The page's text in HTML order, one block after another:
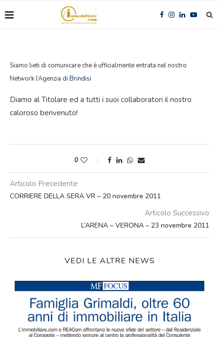
Siamo lieti di comunicare che è ufficialmente entrata nel nostro
Network l’Agenzia di Brindisi
Diamo al Titolare ed a tutti i suoi collaboratori il nostro
caloroso benvenuto!
0
Articolo Precedente
CORRIERE DELLA SERA VR – 20 novembre 2011
Articolo Successivo
L’ARENA – VERONA – 23 novembre 2011
VEDI LE ALTRE NEWS